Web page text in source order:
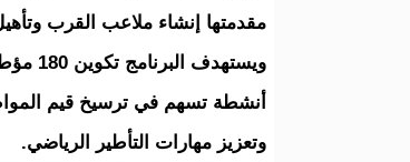
مقدمتها إنشاء ملاعب القرب
أنشطة تسهم في ترسيخ قيم
وتعزيز مهارات التأطير الرياضي.